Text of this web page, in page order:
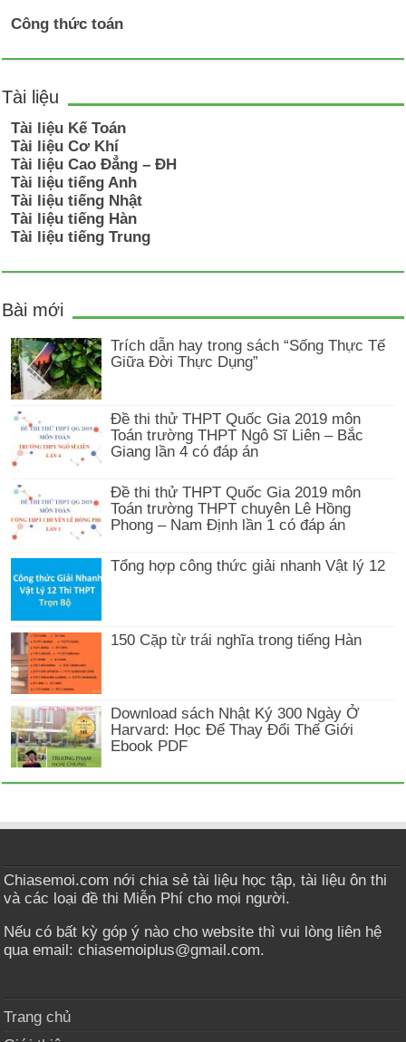
Công thức toán
Tài liệu
Tài liệu Kế Toán
Tài liệu Cơ Khí
Tài liệu Cao Đẳng – ĐH
Tài liệu tiếng Anh
Tài liệu tiếng Nhật
Tài liệu tiếng Hàn
Tài liệu tiếng Trung
Bài mới
Trích dẫn hay trong sách “Sống Thực Tế
Giữa Đời Thực Dụng”
Đề thi thử THPT Quốc Gia 2019 môn
Toán trường THPT Ngô Sĩ Liên – Bắc
Giang lần 4 có đáp án
Đề thi thử THPT Quốc Gia 2019 môn
Toán trường THPT chuyên Lê Hồng
Phong – Nam Định lần 1 có đáp án
Tổng hợp công thức giải nhanh Vật lý 12
150 Cặp từ trái nghĩa trong tiếng Hàn
Download sách Nhật Ký 300 Ngày Ở
Harvard: Học Để Thay Đổi Thế Giới
Ebook PDF
Chiasemoi.com nới chia sẻ tài liệu học tập, tài liệu ôn thi
và các loại đề thi Miễn Phí cho mọi người.
Nếu có bất kỳ góp ý nào cho website thì vui lòng liên hệ
qua email: chiasemoiplus@gmail.com.
Trang chủ